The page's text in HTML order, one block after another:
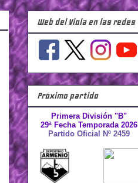
Web del Viola en las redes
Próximo partido
Primera División "B"
29ª Fecha Temporada 2026
Partido Oficial Nº 2459